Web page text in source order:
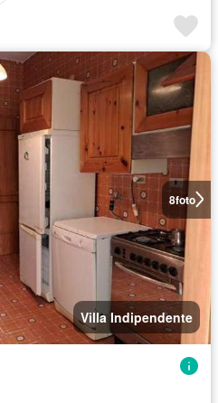
8foto
Villa Indipendente